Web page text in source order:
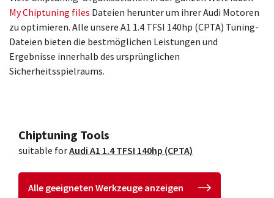
My Chiptuning files Dateien herunter um ihrer Audi Motoren
zu optimieren. Alle unsere A1 1.4 TFSI 140hp (CPTA) Tuning-
Dateien bieten die bestmöglichen Leistungen und
Ergebnisse innerhalb des ursprünglichen
Sicherheitsspielraums.
Chiptuning Tools
suitable forAudi A1 1.4 TFSI 140hp (CPTA)
Alle geeigneten Werkzeuge anzeigen